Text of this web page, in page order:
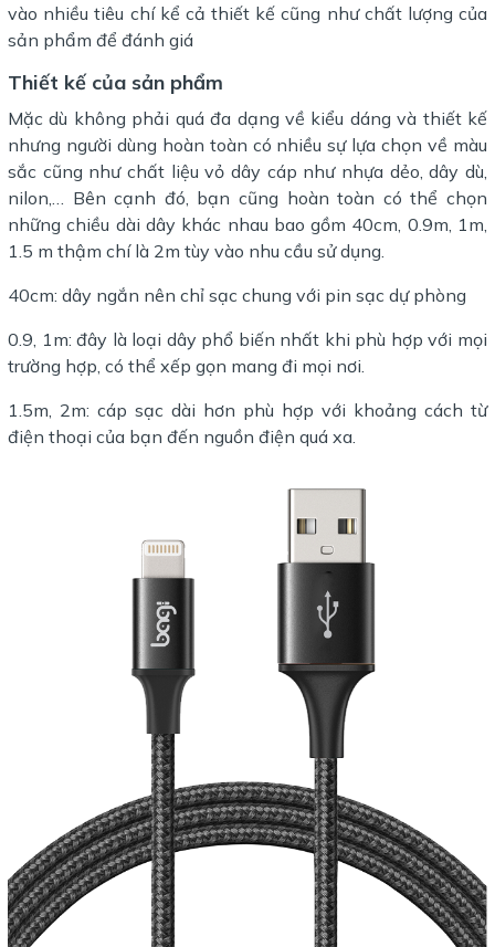
vào nhiều tiêu chí kể cả thiết kế cũng như chất lượng của
sản phẩm để đánh giá
Thiết kế của sản phẩm
Mặc dù không phải quá đa dạng về kiểu dáng và thiết kế
nhưng người dùng hoàn toàn có nhiều sự lựa chọn về màu
sắc cũng như chất liệu vỏ dây cáp như nhựa dẻo, dây dù,
nilon,… Bên cạnh đó, bạn cũng hoàn toàn có thể chọn
những chiều dài dây khác nhau bao gồm 40cm, 0.9m, 1m,
1.5 m thậm chí là 2m tùy vào nhu cầu sử dụng.
40cm: dây ngắn nên chỉ sạc chung với pin sạc dự phòng
0.9, 1m: đây là loại dây phổ biến nhất khi phù hợp với mọi
trường hợp, có thể xếp gọn mang đi mọi nơi.
1.5m, 2m: cáp sạc dài hơn phù hợp với khoảng cách từ
điện thoại của bạn đến nguồn điện quá xa.